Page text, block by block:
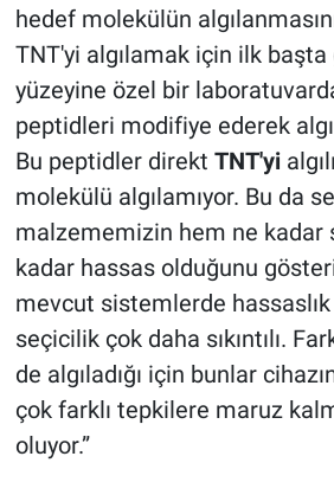
hedef molekülün
TNT'yi algılamak için ilk
yüzeyine özel bir
peptidleri modifiye ederek
Bu peptidler direkt TNT'yi
molekülü algılamıyor. Bu da
malzememizin hem ne kadar
kadar hassas olduğunu
mevcut sistemlerde
seçicilik çok daha sıkıntılı.
de algıladığı için bunlar
çok farklı tepkilere maruz
oluyor.”